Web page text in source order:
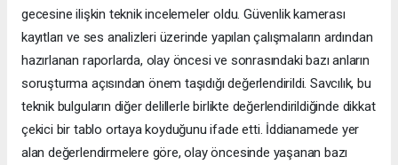
gecesine ilişkin teknik incelemeler oldu. Güvenlik kamerası
kayıtları ve ses analizleri üzerinde yapılan çalışmaların ardından
hazırlanan raporlarda, olay öncesi ve sonrasındaki bazı anların
soruşturma açısından önem taşıdığı değerlendirildi. Savcılık, bu
teknik bulguların diğer delillerle birlikte değerlendirildiğinde dikkat
çekici bir tablo ortaya koyduğunu ifade etti. İddianamede yer
alan değerlendirmelere göre, olay öncesinde yaşanan bazı